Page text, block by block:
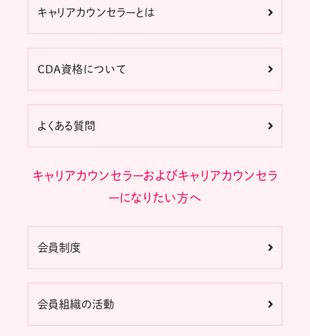
キャリアカウンセラーとは
CDA資格について
よくある質問
キャリアカウンセラーおよびキャリアカウンセラ
ーになりたい方へ
会員制度
会員組織の活動